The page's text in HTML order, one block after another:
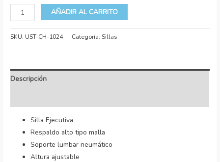
AÑADIR AL CARRITO
SKU: UST-CH-1024 Categoría:Sillas
Descripción
Silla Ejecutiva
Respaldo alto tipo malla
Soporte lumbar neumático
Altura ajustable